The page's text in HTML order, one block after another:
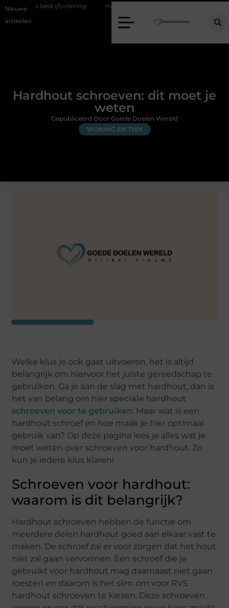
Nieuwe
artikelen
bedrijfsvoering Hoe Google Ads bij makelaars huizenzoekers
Hardhout schroeven: dit moet je
weten
WONING EN TUIN
Gepubliceerd Door Goede Doelen Wereld
Welke klus je ook gaat uitvoeren, het is altijd
belangrijk om hiervoor het juiste gereedschap te
gebruiken. Ga je aan de slag met hardhout, dan is
het van belang om hier speciale hardhout
schroeven voor te gebruiken. Maar wat is een
hardhout schroef en hoe maak je hier optimaal
gebruik van? Op deze pagina lees je alles wat je
moet weten over schroeven voor hardhout. Zo
kun je iedere klus klaren!
Schroeven voor hardhout:
waarom is dit belangrijk?
Hardhout schroeven hebben de functie om
meerdere delen hardhout goed aan elkaar vast te
maken. De schroef zal er voor zorgen dat het hout
niet zal gaan vervormen. Een schroef die je
gebruikt voor hardhout mag daarnaast niet gaan
roesten en daarom is het slim om voor RVS
hardhout schroeven te kiezen. Deze schroeven